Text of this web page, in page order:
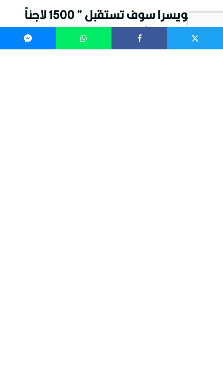
سويسرا سوف تستقبل ” 1500 لاجئاً
سورياً ” يقيمون في لبنان